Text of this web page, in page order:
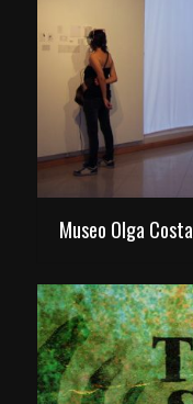
Museo Olga Costa